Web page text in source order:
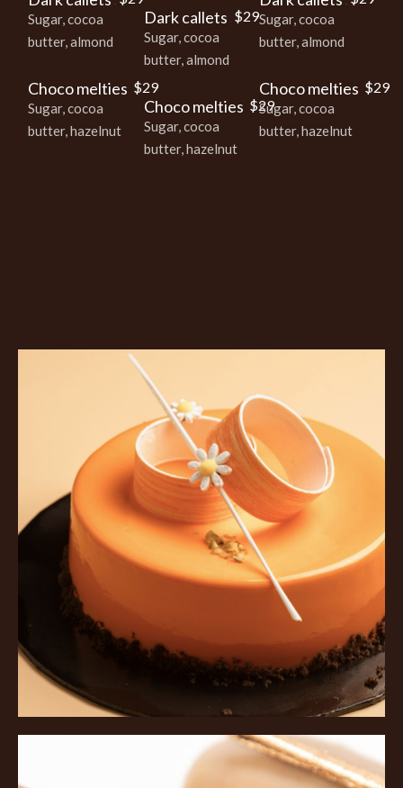
Sugar, cocoa
butter, almond
Choco melties $29
Sugar, cocoa
butter, hazelnut
Dark callets $29
Sugar, cocoa
butter, almond
Choco melties $29
Sugar, cocoa
butter, hazelnut
Sugar, cocoa
butter, almond
Choco melties $29
Sugar, cocoa
butter, hazelnut